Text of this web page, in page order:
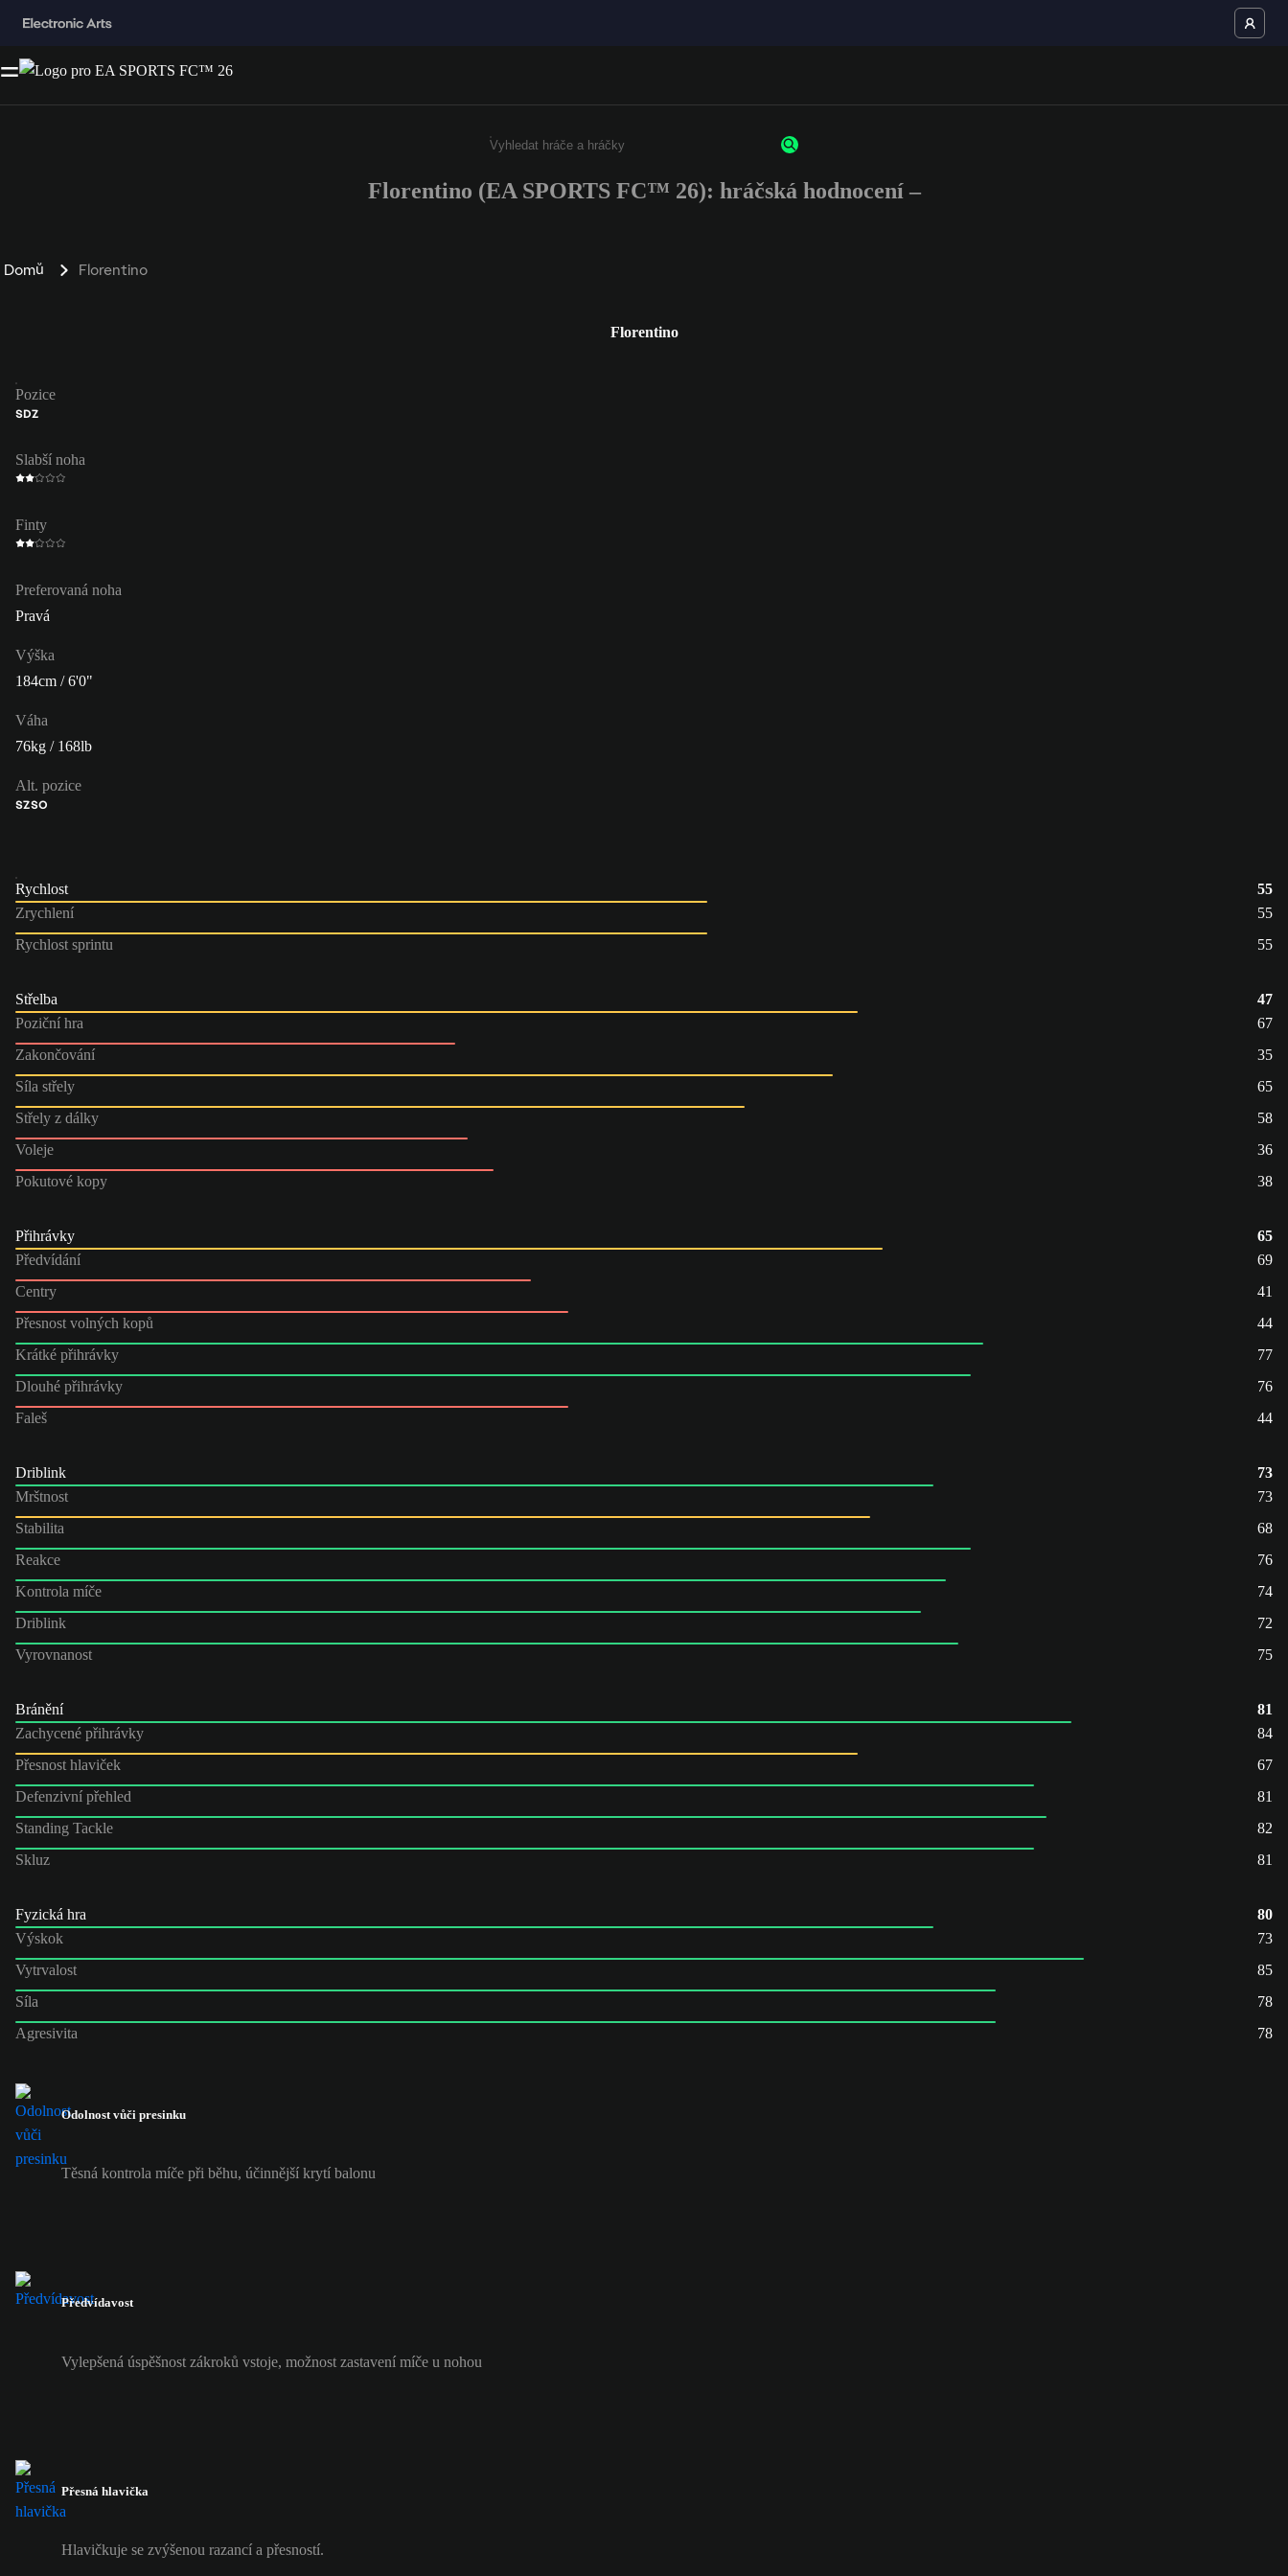
Enter a minimum of 3 characters or numbers
Florentino (EA SPORTS FC™ 26): hráčská hodnocení –
Domů Florentino
Florentino
Pozice
SDZ
Slabší noha
Finty
Preferovaná noha
Pravá
Výška
184cm / 6'0"
Váha
76kg / 168lb
Alt. pozice
SZSO
Rychlost
55
Zrychlení
55
Rychlost sprintu
55
Střelba
47
Poziční hra
67
Zakončování
35
Síla střely
65
Střely z dálky
58
Voleje
36
Pokutové kopy
38
Přihrávky
65
Předvídání
69
Centry
41
Přesnost volných kopů
44
Krátké přihrávky
77
Dlouhé přihrávky
76
Faleš
44
Driblink
73
Mrštnost
73
Stabilita
68
Reakce
76
Kontrola míče
74
Driblink
72
Vyrovnanost
75
Bránění
81
Zachycené přihrávky
84
Přesnost hlaviček
67
Defenzivní přehled
81
Standing Tackle
82
Skluz
81
Fyzická hra
80
Výskok
73
Vytrvalost
85
Síla
78
Agresivita
78
Odolnost vůči presinku
Těsná kontrola míče při běhu, účinnější krytí balonu
Předvídavost
Vylepšená úspěšnost zákroků vstoje, možnost zastavení míče u nohou
Přesná hlavička
Hlavičkuje se zvýšenou razancí a přesností.